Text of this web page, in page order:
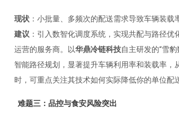
现状：小批量、多频次的配送需求导致车辆装载
建议 ：引入数智化调度系统，实现共配与路径
运营的服务商。以华鼎冷链科技自主研发的“雪
智能路径规划，显著提升车辆利用率和装载率
时，可重点关注其技术如何实际降低你的单位配
难题三：品控与食安风险突出